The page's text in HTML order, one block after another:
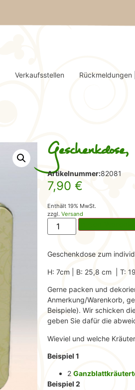
Verkaufsstellen Rückmeldungen
Artikelnummer:82081
7,90 €
Enthält 19% MwSt.
zzgl. Versand
Geschenkdose zum
H: 7cm | B: 25,8 cm | T:
Gerne packen und
Anmerkung/Warenkorb,
Beispiele). Wir schicken
geben Sie dafür die
Wieviel und welche
Beispiel 1
2
Beispiel 2